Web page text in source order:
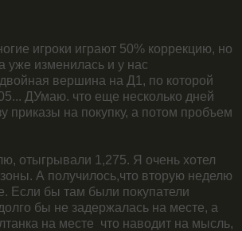
игроки играют 50% коррекцию, но
уже изменилась и у нас
вершина на Д1, по которой
ДУмаю. что еще несколько дней
приказы на покупку, а потом пробъем
отыгрывали 1,275. Я очень хотел
зоны. А получилось,что вторую неделю
Если бы там были покупатели
бы не задержалась на месте, а
на месте что наводит на мысль,